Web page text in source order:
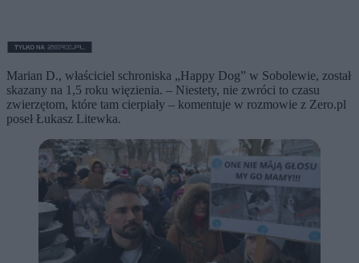
Marian D., właściciel schroniska „Happy Dog” w Sobolewie, został
skazany na 1,5 roku więzienia. – Niestety, nie zwróci to czasu
zwierzętom, które tam cierpiały – komentuje w rozmowie z Zero.pl
poseł Łukasz Litewka.